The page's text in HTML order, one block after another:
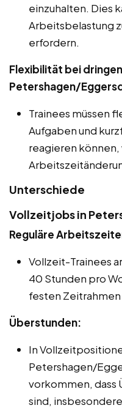
einzuhalten. Dies
Arbeitsbelastung
erfordern.
Flexibilität bei
Petershagen/
Trainees müssen
Aufgaben und
reagieren
Unterschiede
Vollzeitjobs in
Reguläre
Vollzeit-Trainees
40 Stunden pro
festen Zeitrahmen
Überstunden:
In
Petershagen/
vorkommen, dass
sind,